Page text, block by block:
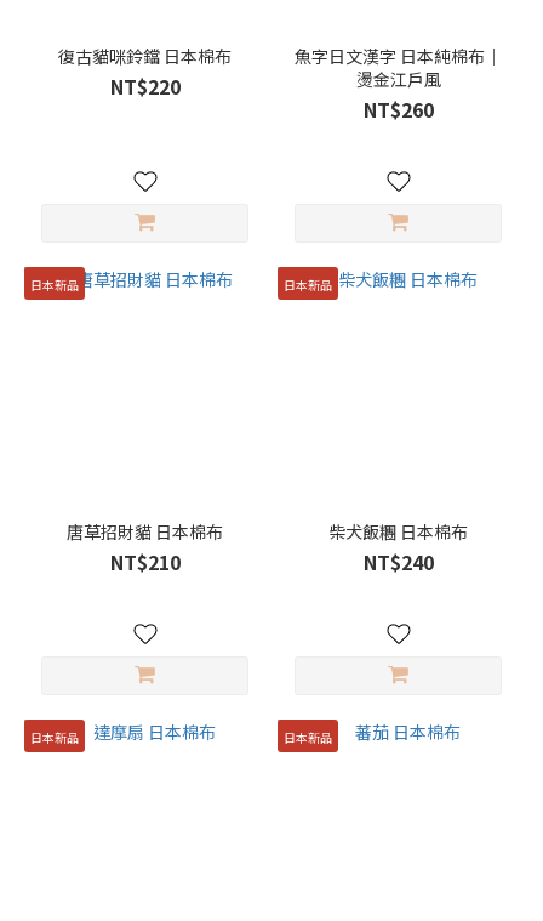
復古貓咪鈴鐺 日本棉布
NT$220
魚字日文漢字 日本純棉布｜
燙金江戶風
NT$260
日本新品
唐草招財貓 日本棉布
NT$210
日本新品
柴犬飯糰 日本棉布
NT$240
日本新品 日本新品